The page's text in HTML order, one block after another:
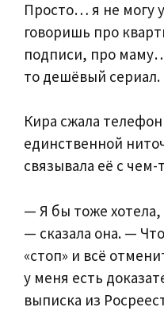
Просто… я не могу
говоришь про
подписи, про
то дешёвый
Кира сжала
единственной
связывала её с
— Я бы тоже
— сказала она. —
«стоп» и всё
у меня есть
выписка из